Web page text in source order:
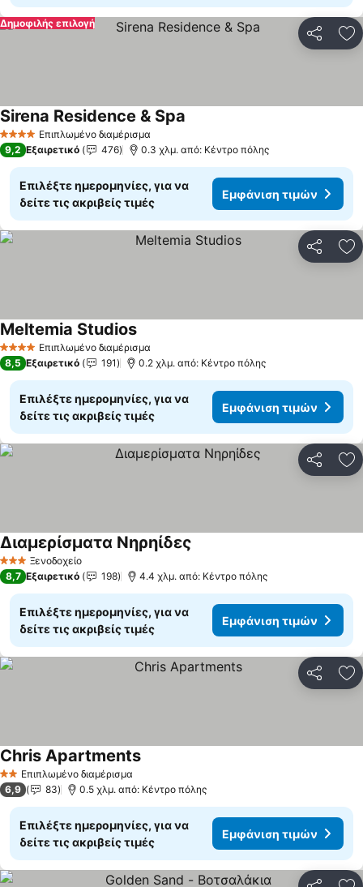
Δημοφιλής επιλογή
4 ΑστέριαΕπιπλωμένο διαμέρισμα
Sirena Residence & Spa
9,2 Εξαιρετικό 476 0.3 χλμ. από: Κέντρο πόλης
Επιλέξτε ημερομηνίες, για να
δείτε τις ακριβείς τιμές
Εμφάνιση τιμών
4 ΑστέριαΕπιπλωμένο διαμέρισμα
Meltemia Studios
8,5 Εξαιρετικό 191 0.2 χλμ. από: Κέντρο πόλης
Επιλέξτε ημερομηνίες, για να
δείτε τις ακριβείς τιμές
Εμφάνιση τιμών
3 ΑστέριαΞενοδοχείο
Διαμερίσματα Νηρηίδες
8,7 Εξαιρετικό 198 4.4 χλμ. από: Κέντρο πόλης
Επιλέξτε ημερομηνίες, για να
δείτε τις ακριβείς τιμές
Εμφάνιση τιμών
2 ΑστέριαΕπιπλωμένο διαμέρισμα
Chris Apartments
6,9 83 0.5 χλμ. από: Κέντρο πόλης
Επιλέξτε ημερομηνίες, για να
δείτε τις ακριβείς τιμές
Εμφάνιση τιμών